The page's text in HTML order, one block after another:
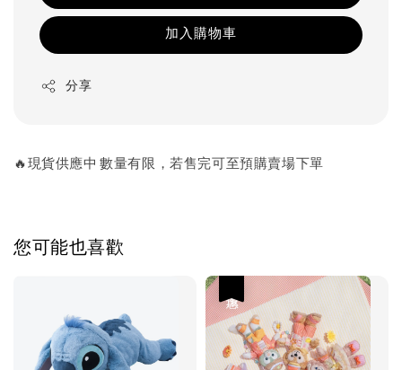
加入購物車
分享
🔥現貨供應中 數量有限，若售完可至預購賣場下單
您可能也喜歡